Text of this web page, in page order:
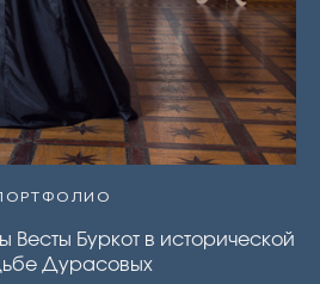
Весты Буркот в исторической
Дурасовых